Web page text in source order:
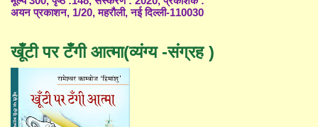
अयन प्रकाशन, 1/20, महरौली, नई दिल्ली-110030
खूँटी पर टँगी आत्मा(व्यंग्य -संग्रह )